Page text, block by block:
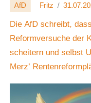
AfD Fritz
Die AfD schreibt,
Reformversuche der
scheitern und selbst
Merz’